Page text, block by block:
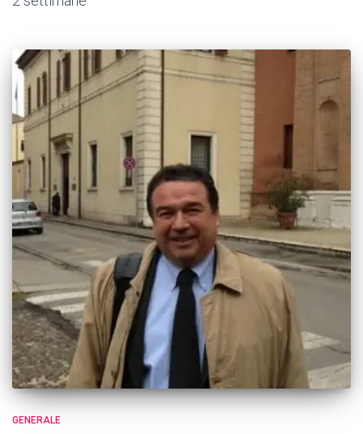
GENERALE